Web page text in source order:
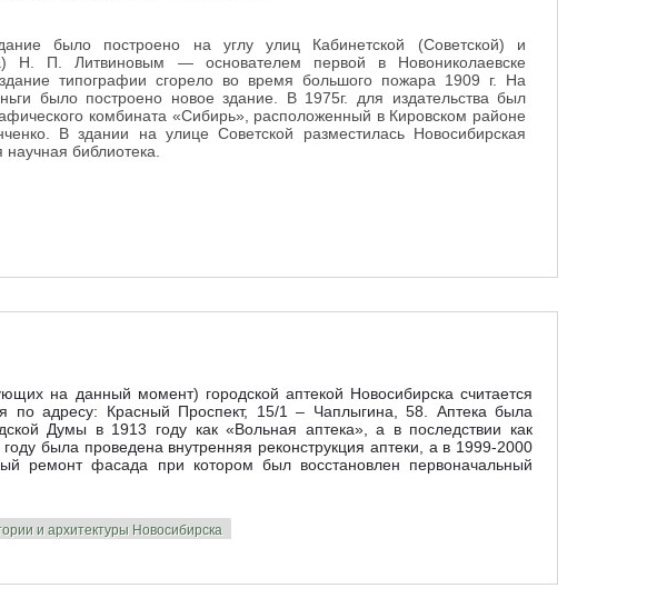
было построено на углу улиц Кабинетской (Советской) и
Н. П. Литвиновым — основателем первой в Новониколаевске
типографии сгорело во время большого пожара 1909 г. На
было построено новое здание. В 1975г. для издательства был
комбината «Сибирь», расположенный в Кировском районе
В здании на улице Советской разместилась Новосибирская
научная библиотека.
на данный момент) городской аптекой Новосибирска считается
по адресу: Красный Проспект, 15/1 – Чаплыгина, 58. Аптека была
Думы в 1913 году как «Вольная аптека», а в последствии как
была проведена внутренняя реконструкция аптеки, а в 1999-2000
ремонт фасада при котором был восстановлен первоначальный
и архитектуры Новосибирска